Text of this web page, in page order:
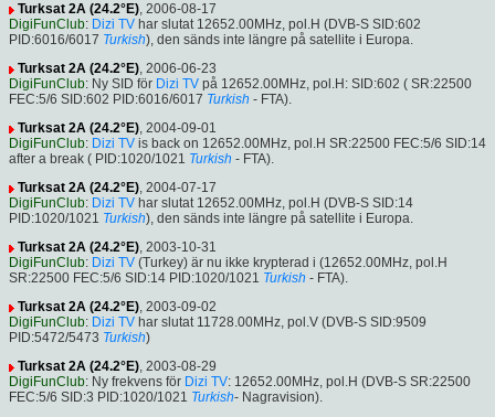
Turksat 2A (24.2°E), 2006-08-17
DigiFunClub: Dizi TV har slutat 12652.00MHz, pol.H (DVB-S SID:602
PID:6016/6017 Turkish), den sänds inte längre på satellite i Europa.
Turksat 2A (24.2°E), 2006-06-23
DigiFunClub: Ny SID för Dizi TV på 12652.00MHz, pol.H: SID:602 ( SR:22500
FEC:5/6 SID:602 PID:6016/6017 Turkish - FTA).
Turksat 2A (24.2°E), 2004-09-01
DigiFunClub: Dizi TV is back on 12652.00MHz, pol.H SR:22500 FEC:5/6 SID:14
after a break ( PID:1020/1021 Turkish - FTA).
Turksat 2A (24.2°E), 2004-07-17
DigiFunClub: Dizi TV har slutat 12652.00MHz, pol.H (DVB-S SID:14
PID:1020/1021 Turkish), den sänds inte längre på satellite i Europa.
Turksat 2A (24.2°E), 2003-10-31
DigiFunClub: Dizi TV (Turkey) är nu ikke krypterad i (12652.00MHz, pol.H
SR:22500 FEC:5/6 SID:14 PID:1020/1021 Turkish - FTA).
Turksat 2A (24.2°E), 2003-09-02
DigiFunClub: Dizi TV har slutat 11728.00MHz, pol.V (DVB-S SID:9509
PID:5472/5473 Turkish)
Turksat 2A (24.2°E), 2003-08-29
DigiFunClub: Ny frekvens för Dizi TV: 12652.00MHz, pol.H (DVB-S SR:22500
FEC:5/6 SID:3 PID:1020/1021 Turkish- Nagravision).